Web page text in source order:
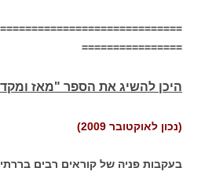
================
היכן להשיג את הספר "מאז
(נכון לאוקטובר 2009)
בעקבות פניה של קוראים רבים